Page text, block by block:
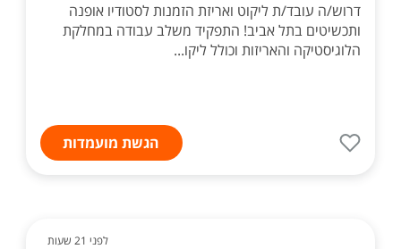
דרוש/ה עובד/ת ליקוט ואריזת הזמנות לסטודיו אופנה
ותכשיטים בתל אביב! התפקיד משלב עבודה במחלקת
הלוגיסטיקה והאריזות וכולל ליקו...
הגשת מועמדות
לפני 21 שעות